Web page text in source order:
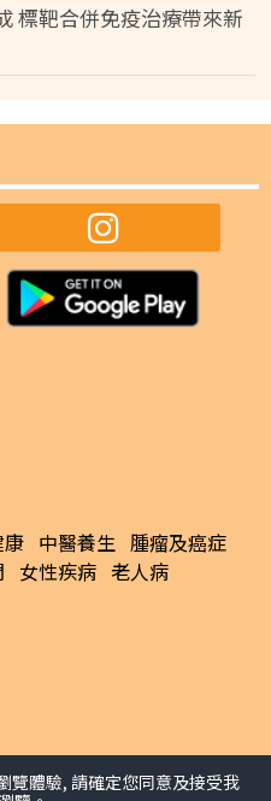
標靶合併免疫治療帶來新
康 中醫養生 腫瘤及癌症
女性疾病 老人病
覽體驗, 請確定您同意及接受我